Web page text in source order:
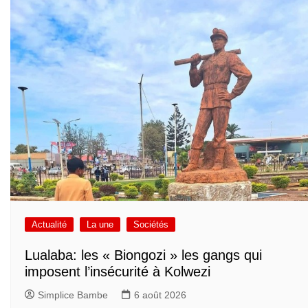
Actualité La une Sociétés
Lualaba: les « Biongozi » les gangs qui
imposent l’insécurité à Kolwezi
Simplice Bambe 6 août 2026